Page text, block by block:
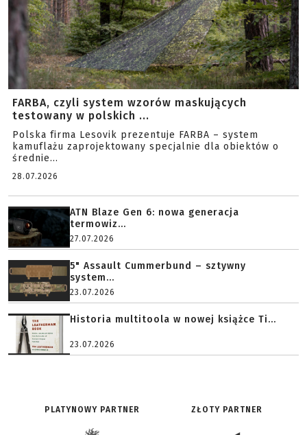
FARBA, czyli system wzorów maskujących
testowany w polskich ...
Polska firma Lesovik prezentuje FARBA – system
kamuflażu zaprojektowany specjalnie dla obiektów o
średnie...
28.07.2026
ATN Blaze Gen 6: nowa generacja
termowiz...
27.07.2026
5" Assault Cummerbund – sztywny
system...
23.07.2026
Historia multitoola w nowej książce Ti...
23.07.2026
PLATYNOWY PARTNER ZŁOTY PARTNER